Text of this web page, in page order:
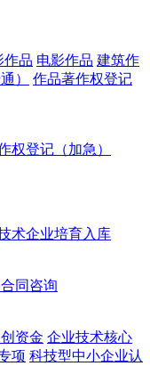
作品 电影作品 建筑作
）
作品著作权登记
权登记（加急）
术企业培育入库
同咨询
资金 企业技术核心
项 科技型中小企业认